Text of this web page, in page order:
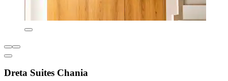
Dreta Suites Chania